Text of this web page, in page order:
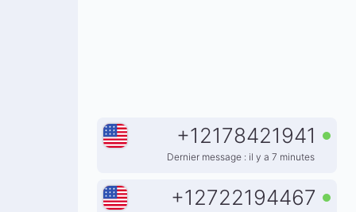
+12178421941
Dernier message : il y a 7 minutes
+12722194467